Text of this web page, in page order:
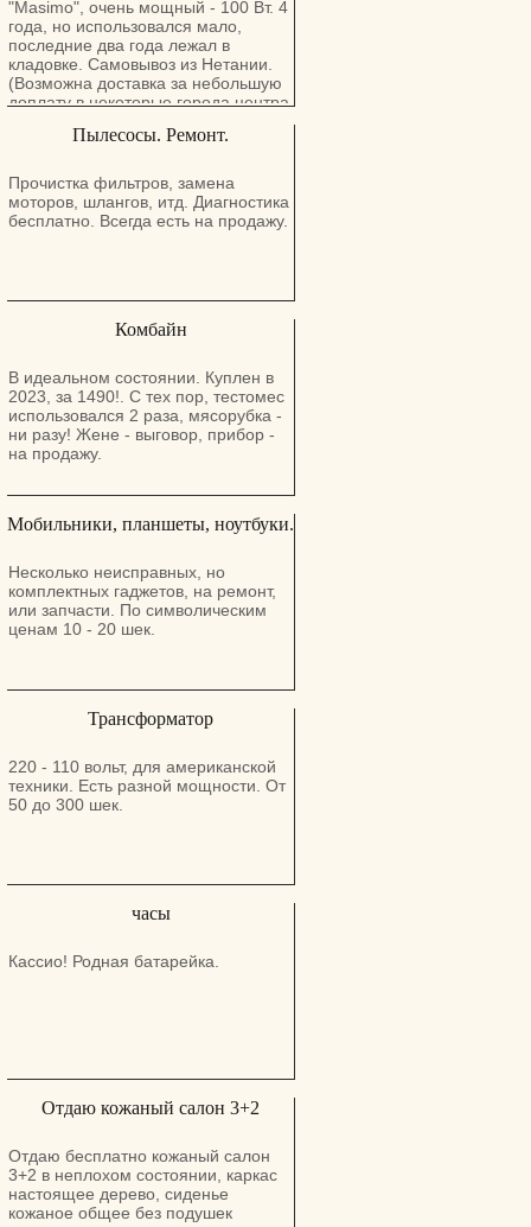
"Masimo", очень мощный - 100 Вт. 4
года, но использовался мало,
последние два года лежал в
кладовке. Самовывоз из Нетании.
(Возможна доставка за небольшую
доплату в некоторые города центра
Пылесосы. Ремонт.
Прочистка фильтров, замена
моторов, шлангов, итд. Диагностика
бесплатно. Всегда есть на продажу.
Комбайн
В идеальном состоянии. Куплен в
2023, за 1490!. С тех пор, тестомес
использовался 2 раза, мясорубка -
ни разу! Жене - выговор, прибор -
на продажу.
Мобильники, планшеты, ноутбуки.
Несколько неисправных, но
комплектных гаджетов, на ремонт,
или запчасти. По символическим
ценам 10 - 20 шек.
Трансформатор
220 - 110 вольт, для американской
техники. Есть разной мощности. От
50 до 300 шек.
часы
Кассио! Родная батарейка.
Отдаю кожаный салон 3+2
Отдаю бесплатно кожаный салон
3+2 в неплохом состоянии, каркас
настоящее дерево, сиденье
кожаное общее без подушек